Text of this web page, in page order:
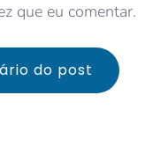
que eu comentar.